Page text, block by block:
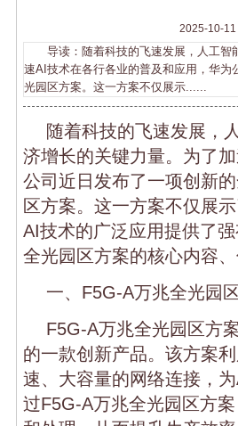
2025-10-
导读：随着科技的飞速发展，人工智
速AI技术在各行各业的普及和应用，华
光园区方案。这一方案不仅展示......
随着科技的飞速发展，
济增长的关键力量。为了
公司近日发布了一项创新
区方案。这一方案不仅展
AI技术的广泛应用提供了
全光园区方案的核心内容
一、F5G-A万兆全光园
F5G-A万兆全光园区方
的一款创新产品。该方案
速、大容量的网络连接，
过F5G-A万兆全光园区方